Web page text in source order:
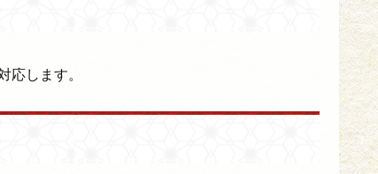
応します。